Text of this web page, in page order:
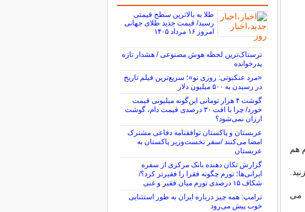
هم
می
طلا به بالاترین سطح قیمتی
رسید/ قیمت جدید طلای جهانی
امروز ۱۶ مرداد ۱۴۰۵
ترسناک‌ترین لحظه هوش مصنوعی / هشدار تازه
پدرخوانده
«مرد عنکبوتی: روزی نو»؛ سریع‌ترین فیلم تاریخ
در رسیدن به ۵۰۰ میلیون دلار
گوشت ۴ هزار تومانی این‌گونه میلیونی قیمت
خورد/ چرا با افت ۳۰ درصدی قیمت دام، گوشت
ارزان نمی‌شود؟
عربستان و پاکستان توافقنامه دفاعی مشترک
امضا می‌کنند /سفر نخست‌وزیر پاکستان به
عربستان
گزارش تکان‌ دهنده بانک مرکزی از سفره
ایرانی‌ها؛ تورم چگونه فقرا را فقیرتر کرد؟/
شکاف ۱۵ درصدی تورم میان فقیر و غنی
ترامپ: همه چیز درباره ایران به طور استثنایی
خوب پیش می‌رود